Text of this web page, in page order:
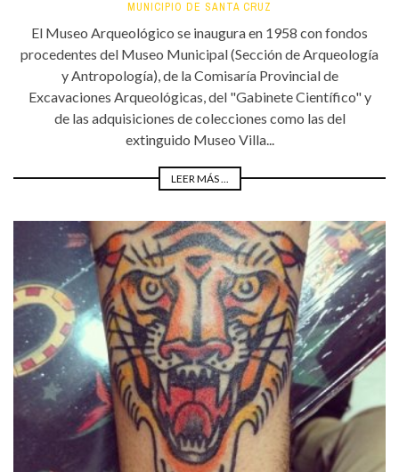
MUNICIPIO DE SANTA CRUZ
El Museo Arqueológico se inaugura en 1958 con fondos
procedentes del Museo Municipal (Sección de Arqueología
y Antropología), de la Comisaría Provincial de
Excavaciones Arqueológicas, del "Gabinete Científico" y
de las adquisiciones de colecciones como las del
extinguido Museo Villa...
LEER MÁS ...